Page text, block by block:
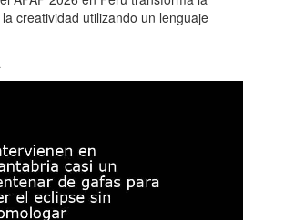
creatividad utilizando un lenguaje